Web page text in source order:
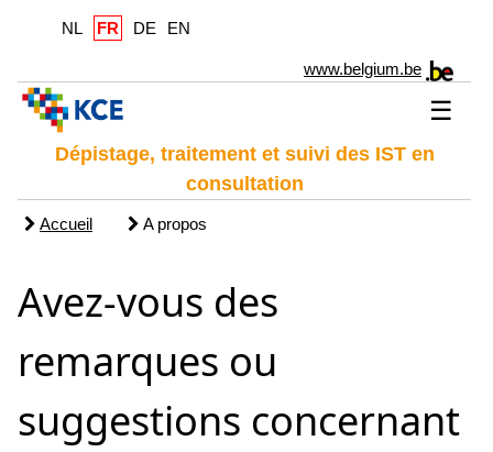
NL FR DE EN
www.belgium.be
☰
Dépistage, traitement et suivi des IST en
consultation
Accueil A propos
Avez-vous des
remarques ou
suggestions concernant